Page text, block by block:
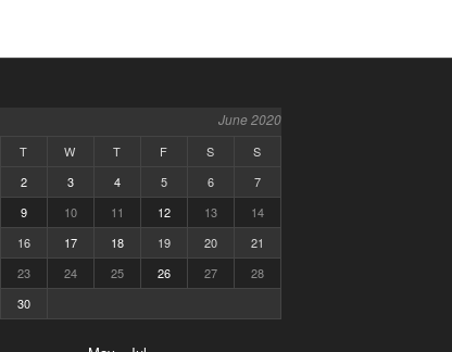
June 2020
T W T F S
S
2 3 4 5 6
7
9 10 11 12 13
14
16 17 18 19 20
21
23 24 25 26 27
28
30